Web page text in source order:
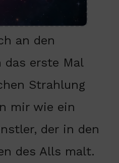
an den
das erste Mal
Strahlung
mir wie ein
der in den
des Alls malt.